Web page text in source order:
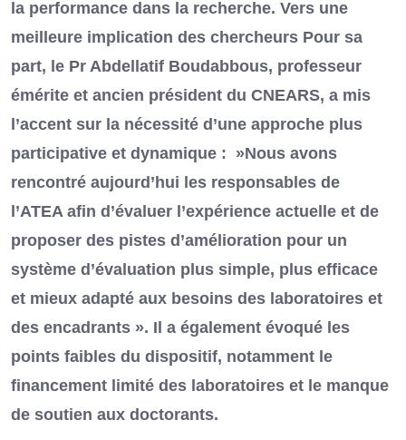
la performance dans la recherche. Vers une
meilleure implication des chercheurs Pour sa
part, le Pr Abdellatif Boudabbous, professeur
émérite et ancien président du CNEARS, a mis
l’accent sur la nécessité d’une approche plus
participative et dynamique : »Nous avons
rencontré aujourd’hui les responsables de
l’ATEA afin d’évaluer l’expérience actuelle et de
proposer des pistes d’amélioration pour un
système d’évaluation plus simple, plus efficace
et mieux adapté aux besoins des laboratoires et
des encadrants ». Il a également évoqué les
points faibles du dispositif, notamment le
financement limité des laboratoires et le manque
de soutien aux doctorants.